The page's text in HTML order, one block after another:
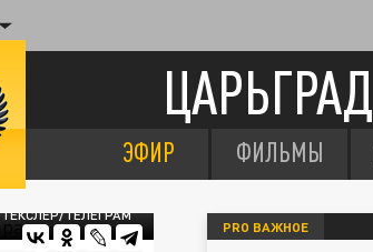
ЦАРЬГРАД
ЭФИР ФИЛЬМЫ
ТЕЛЕГРАМ
PRO ВАЖНОЕ